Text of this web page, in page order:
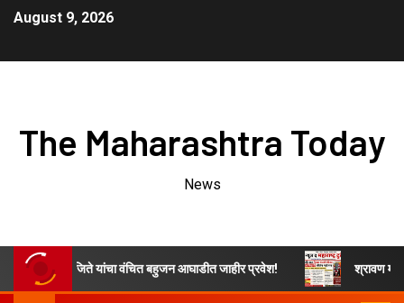
August 9, 2026
The Maharashtra Today
News
नवनाथ जिते यांचा वंचित बहुजन आघाडीत जाहीर प्रवेश! श्रावण महिन्यात